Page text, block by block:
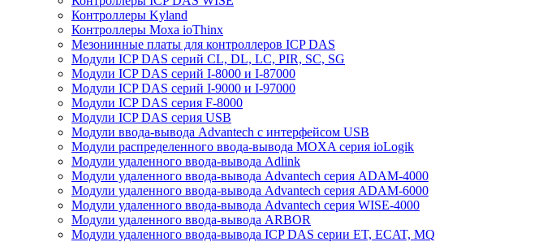
Контроллеры Kyland
Контроллеры Moxa ioThinx
Мезонинные платы для контроллеров ICP DAS
Модули ICP DAS серий CL, DL, LC, PIR, SC, SG
Модули ICP DAS серий I-8000 и I-87000
Модули ICP DAS серий I-9000 и I-97000
Модули ICP DAS серия F-8000
Модули ICP DAS серия USB
Модули ввода-вывода Advantech с интерфейсом USB
Модули распределенного ввода-вывода MOXA серия ioLogik
Модули удаленного ввода-вывода Adlink
Модули удаленного ввода-вывода Advantech серия ADAM-4000
Модули удаленного ввода-вывода Advantech серия ADAM-6000
Модули удаленного ввода-вывода Advantech серия WISE-4000
Модули удаленного ввода-вывода ARBOR
Модули удаленного ввода-вывода ICP DAS серии ET, ECAT, MQ